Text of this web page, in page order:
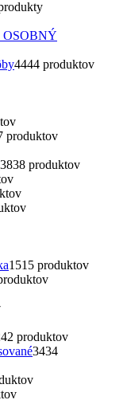
OSOBNÝ
4444 produktov
produktov
3838 produktov
1515 produktov
42 produktov
3434